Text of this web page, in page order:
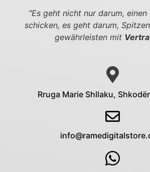
"Es geht nicht nur darum, einen
schicken, es geht darum,
gewährleisten mit
Rruga Marie Shllaku,